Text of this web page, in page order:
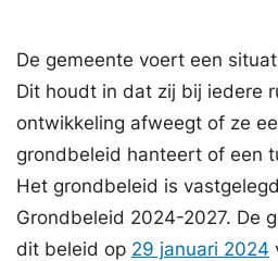
De gemeente voert een
Dit houdt in dat zij bij iedere
ontwikkeling afweegt of ze
grondbeleid hanteert of een
Het grondbeleid is
Grondbeleid 2024-2027. De
dit beleid op 29 januari 2024